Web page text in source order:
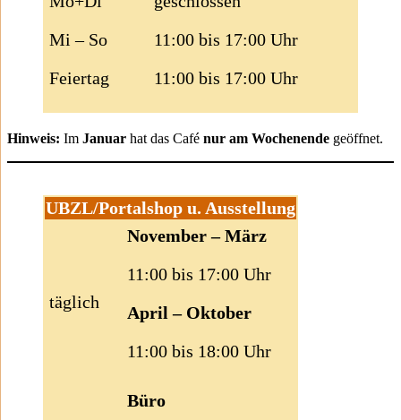
Mi – So
Feiertag
11:00 bis 17:00 Uhr
11:00 bis 17:00 Uhr
Hinweis: Im Januar hat das Café nur am Wochenende geöffnet.
UBZL/Portalshop u. Ausstellung
täglich
November – März
11:00 bis 17:00 Uhr
April – Oktober
11:00 bis 18:00 Uhr
Büro